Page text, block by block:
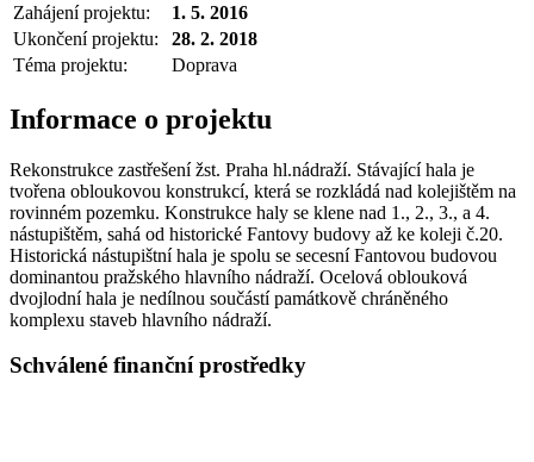
Zahájení projektu:
1. 5. 2016
Ukončení projektu:
28. 2. 2018
Téma projektu:
Doprava
Informace o projektu
Rekonstrukce zastřešení žst. Praha hl.nádraží. Stávající hala je
tvořena obloukovou konstrukcí, která se rozkládá nad kolejištěm na
rovinném pozemku. Konstrukce haly se klene nad 1., 2., 3., a 4.
nástupištěm, sahá od historické Fantovy budovy až ke koleji č.20.
Historická nástupištní hala je spolu se secesní Fantovou budovou
dominantou pražského hlavního nádraží. Ocelová oblouková
dvojlodní hala je nedílnou součástí památkově chráněného
komplexu staveb hlavního nádraží.
Schválené finanční prostředky